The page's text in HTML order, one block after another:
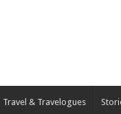
Travel & Travelogues